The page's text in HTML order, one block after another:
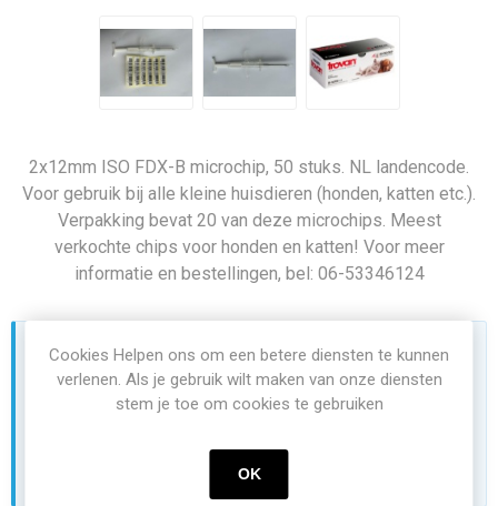
2x12mm ISO FDX-B microchip, 50 stuks. NL landencode.
Voor gebruik bij alle kleine huisdieren (honden, katten etc.).
Verpakking bevat 20 van deze microchips. Meest
verkochte chips voor honden en katten! Voor meer
informatie en bestellingen, bel: 06-53346124
Wilt u prijzen zien of bestellen?
De mogelijkheid om prijzen te zien en te kunnen bestellen,
zijn alleen beschikbaar voor ingelogde gebruikers.
Cookies Helpen ons om een betere diensten te kunnen
verlenen. Als je gebruik wilt maken van onze diensten
stem je toe om cookies te gebruiken
OK